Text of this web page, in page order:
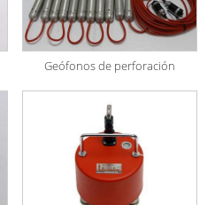
Geófonos de perforación